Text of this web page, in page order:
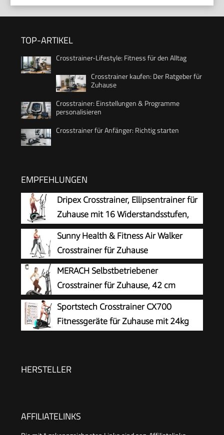
TOP-ARTIKEL
Crosstrainer-Lifestyle: Fitness für den Alltag
Crosstrainer kaufen: Der Ratgeber für
Zuhause
Crosstrainer: Einstellungen & Programme
personalisieren
Crosstrainer für Anfänger: Richtig starten
EMPFEHLUNGEN
Dripex Crosstrainer, Ellipsentrainer für
Zuhause mit 16 Widerstandsstufen,
leiser und sanfter magnetischer
Crosstrainer mit 6 kg Schwungrad, LCD-Monitor
und Pulsmessung
Sunny Health & Fitness Air Walker
Crosstrainer für Zuhause
MERACH Selbstbetriebener
Crosstrainer für Zuhause, 42 cm
Schrittlänge, Ultraleiser Ellipsentrainer
mit Magnetwiderstand, 16 Widerstandsstufen,
Bluetooth, App & Pulssensor, bis 150 kg
Sportstech Crosstrainer CX700
Fitnessgeräte für Zuhause mit 24kg
Technologie | Bluetooth, App-Steuerung &
HERSTELLER
AFFILIATELINKS